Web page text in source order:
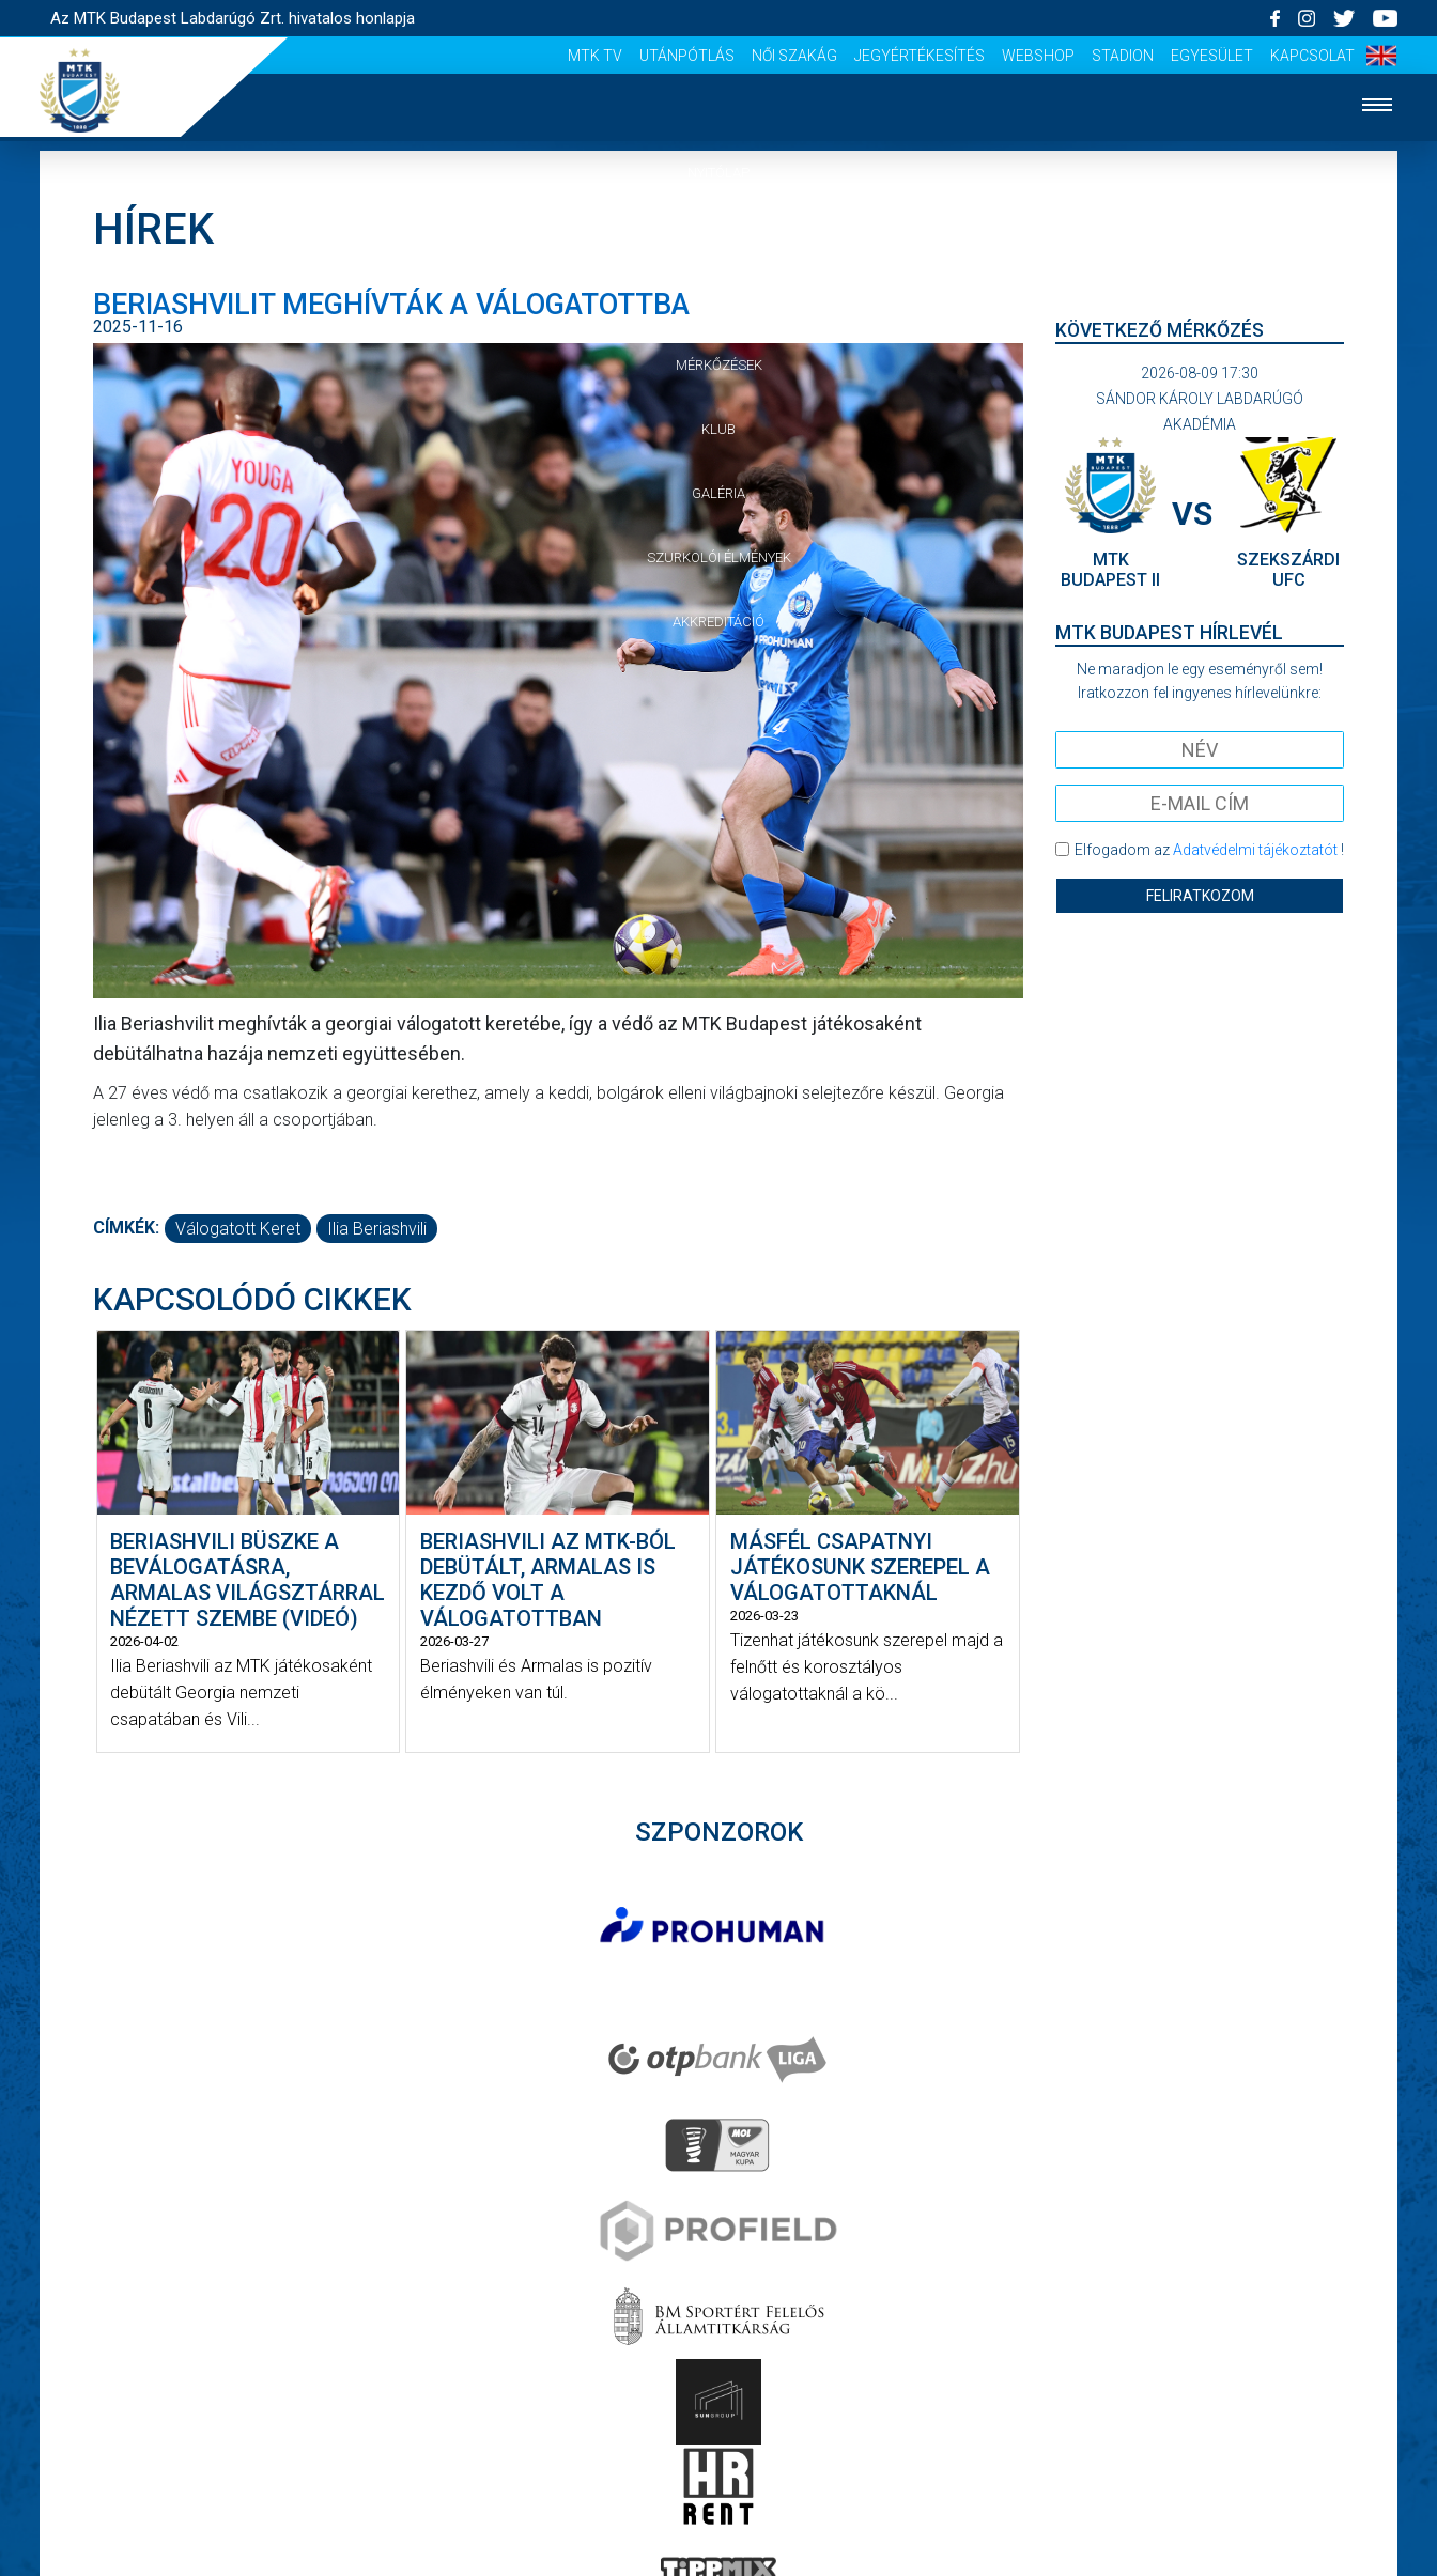
Az MTK Budapest Labdarúgó Zrt. hivatalos honlapja
MTK TV UTÁNPÓTLÁS NŐI SZAKÁG JEGYÉRTÉKESÍTÉS WEBSHOP STADION EGYESÜLET KAPCSOLAT
CSAPATOK
MÉRKŐZÉSEK
KLUB
GALÉRIA
SZURKOLÓI ÉLMÉNYEK
AKKREDITÁCIÓ
HÍREK
BERIASHVILIT MEGHÍVTÁK A VÁLOGATOTTBA
2025-11-16
Ilia Beriashvilit meghívták a georgiai válogatott keretébe, így a védő az MTK Budapest játékosaként
debütálhatna hazája nemzeti együttesében.
A 27 éves védő ma csatlakozik a georgiai kerethez, amely a keddi, bolgárok elleni világbajnoki selejtezőre készül. Georgia
jelenleg a 3. helyen áll a csoportjában.
CÍMKÉK: Válogatott Keret Ilia Beriashvili
KAPCSOLÓDÓ CIKKEK
BERIASHVILI BÜSZKE A
BEVÁLOGATÁSRA,
ARMALAS VILÁGSZTÁRRAL
NÉZETT SZEMBE (VIDEÓ)
2026-04-02
Ilia Beriashvili az MTK játékosaként
debütált Georgia nemzeti
csapatában és Vili...
BERIASHVILI AZ MTK-BÓL
DEBÜTÁLT, ARMALAS IS
KEZDŐ VOLT A
VÁLOGATOTTBAN
2026-03-27
Beriashvili és Armalas is pozitív
élményeken van túl.
MÁSFÉL CSAPATNYI
JÁTÉKOSUNK SZEREPEL A
VÁLOGATOTTAKNÁL
2026-03-23
Tizenhat játékosunk szerepel majd a
felnőtt és korosztályos
válogatottaknál a kö...
KÖVETKEZŐ MÉRKŐZÉS
2026-08-09 17:30
SÁNDOR KÁROLY LABDARÚGÓ
AKADÉMIA
MTK
BUDAPEST II
VS
SZEKSZÁRDI
UFC
MTK BUDAPEST HÍRLEVÉL
Ne maradjon le egy eseményről sem!
Iratkozzon fel ingyenes hírlevelünkre:
Elfogadom azAdatvédelmi tájékoztatót!
FELIRATKOZOM
SZPONZOROK